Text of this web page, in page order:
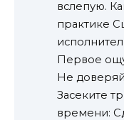
вслепую.
практике
Первое
Не
Засеките
времени: